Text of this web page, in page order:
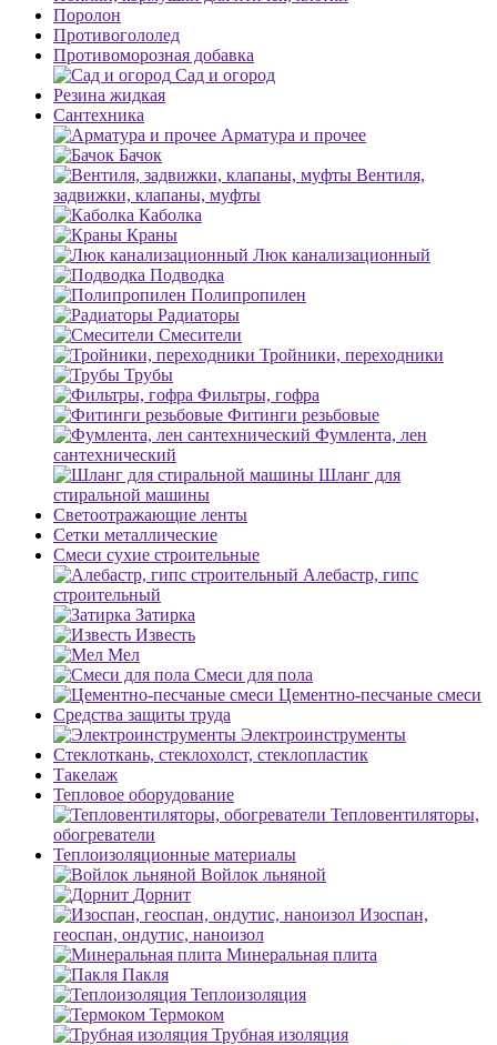
Поролон
Противогололед
Противоморозная добавка
Сад и огород
Резина жидкая
Сантехника
Арматура и прочее
Бачок
Вентиля,
задвижки, клапаны, муфты
Каболка
Краны
Люк канализационный
Подводка
Полипропилен
Радиаторы
Смесители
Тройники, переходники
Трубы
Фильтры, гофра
Фитинги резьбовые
Фумлента, лен
сантехнический
Шланг для
стиральной машины
Светоотражающие ленты
Сетки металлические
Смеси сухие строительные
Алебастр, гипс
строительный
Затирка
Известь
Мел
Смеси для пола
Цементно-песчаные смеси
Средства защиты труда
Электроинструменты
Стеклоткань, стеклохолст, стеклопластик
Такелаж
Тепловое оборудование
Тепловентиляторы,
обогреватели
Теплоизоляционные материалы
Войлок льняной
Дорнит
Изоспан,
геоспан, ондутис, наноизол
Минеральная плита
Пакля
Теплоизоляция
Термоком
Трубная изоляция